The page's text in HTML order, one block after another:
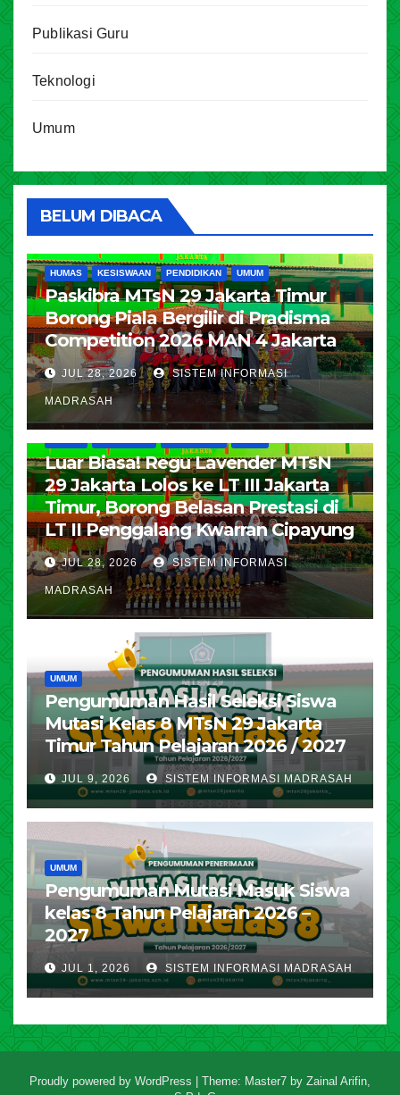
Publikasi Guru
Teknologi
Umum
BELUM DIBACA
HUMAS KESISWAAN PENDIDIKAN UMUM
Paskibra MTsN 29 Jakarta Timur
Borong Piala Bergilir di Pradisma
Competition 2026 MAN 4 Jakarta
JUL 28, 2026 SISTEM INFORMASI
MADRASAH
Luar Biasa! Regu Lavender MTsN
29 Jakarta Lolos ke LT III Jakarta
Timur, Borong Belasan Prestasi di
LT II Penggalang Kwarran Cipayung
JUL 28, 2026 SISTEM INFORMASI
MADRASAH
UMUM
Pengumuman Hasil Seleksi Siswa
Mutasi Kelas 8 MTsN 29 Jakarta
Timur Tahun Pelajaran 2026 / 2027
JUL 9, 2026 SISTEM INFORMASI MADRASAH
UMUM
Pengumuman Mutasi Masuk Siswa
kelas 8 Tahun Pelajaran 2026 –
2027
JUL 1, 2026 SISTEM INFORMASI MADRASAH
Proudly powered by WordPress | Theme: Master7 by Zainal Arifin,